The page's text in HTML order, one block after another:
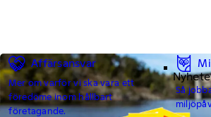
Affärsansvar
Mer om varför vi ska vara ett
föredöme inom hållbart
företagande.
Så